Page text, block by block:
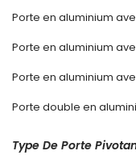
Porte en aluminium
Porte en aluminium
Porte en aluminium
Porte double en
Type De Porte